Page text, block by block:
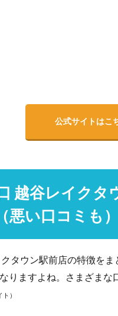
公式サイトはこ
越谷レイクタ
悪い口コミも）
タウン駅前店の特徴を
りますよね。さまざまな
）